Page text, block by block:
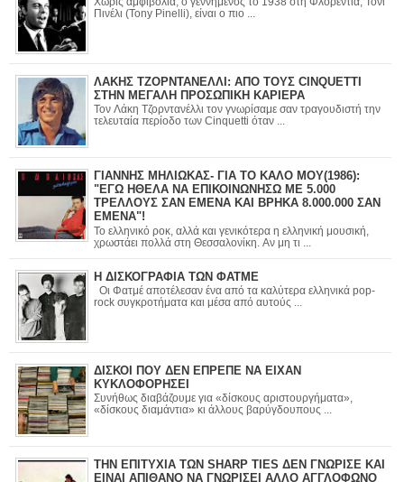
Πινέλι (Tony Pinelli), είναι ο πιο ...
ΛΑΚΗΣ ΤΖΟΡΝΤΑΝΕΛΛΙ: ΑΠΟ ΤΟΥΣ CINQUETTI
ΣΤΗΝ ΜΕΓΑΛΗ ΠΡΟΣΩΠΙΚΗ ΚΑΡΙΕΡΑ
Τον Λάκη Τζορντανέλλι τον γνωρίσαμε σαν τραγουδιστή την
τελευταία περίοδο των Cinquetti όταν ...
ΓΙΑΝΝΗΣ ΜΗΛΙΩΚΑΣ- ΓΙΑ ΤΟ ΚΑΛΟ ΜΟΥ(1986):
"ΕΓΩ ΗΘΕΛΑ ΝΑ ΕΠΙΚΟΙΝΩΝΗΣΩ ΜΕ 5.000
ΤΡΕΛΛΟΥΣ ΣΑΝ ΕΜΕΝΑ ΚΑΙ ΒΡΗΚΑ 8.000.000 ΣΑΝ
ΕΜΕΝΑ"!
Το ελληνικό ροκ, αλλά και γενικότερα η ελληνική μουσική,
χρωστάει πολλά στη Θεσσαλονίκη. Αν μη τι ...
Η ΔΙΣΚΟΓΡΑΦΙΑ ΤΩΝ ΦΑΤΜΕ
Οι Φατμέ αποτέλεσαν ένα από τα καλύτερα ελληνικά pop-
rock συγκροτήματα και μέσα από αυτούς ...
ΔΙΣΚΟΙ ΠΟΥ ΔΕΝ ΕΠΡΕΠΕ ΝΑ ΕΙΧΑΝ
ΚΥΚΛΟΦΟΡΗΣΕΙ
Συνήθως διαβάζουμε για «δίσκους αριστουργήματα»,
«δίσκους διαμάντια» κι άλλους βαρύγδουπους ...
ΤΗΝ ΕΠΙΤΥΧΙΑ ΤΩΝ SHARP TIES ΔΕΝ ΓΝΩΡΙΣΕ ΚΑΙ
ΕΙΝΑΙ ΑΠΙΘΑΝΟ ΝΑ ΓΝΩΡΙΣΕΙ ΑΛΛΟ ΑΓΓΛΟΦΩΝΟ